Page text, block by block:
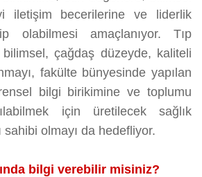
iletişim becerilerine ve liderlik
olabilmesi amaçlanıyor. Tıp
bilimsel, çağdaş düzeyde, kaliteli
fakülte bünyesinde yapılan
bilgi birikimine ve toplumu
için üretilecek sağlık
sahibi olmayı da hedefliyor.
bilgi verebilir misiniz?